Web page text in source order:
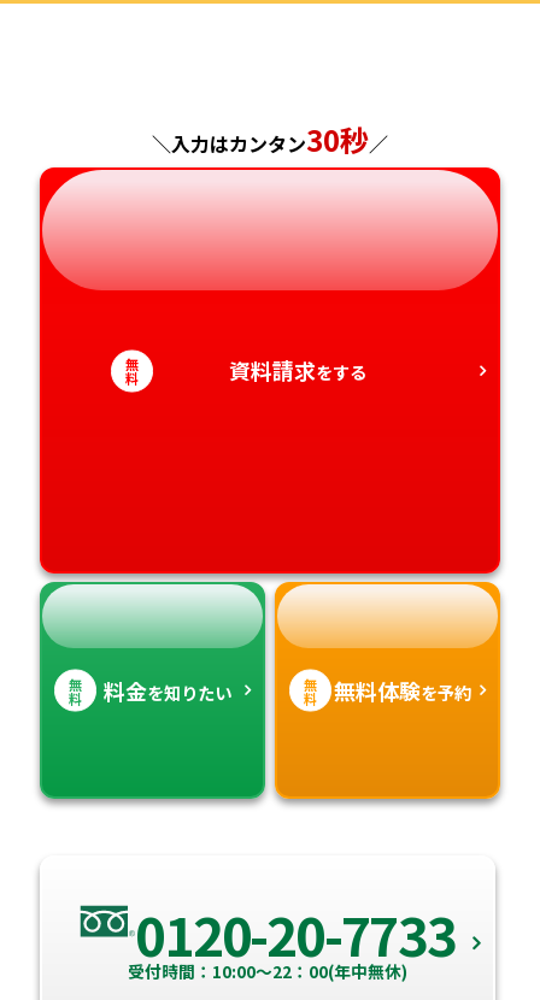
岐阜県
静岡県
奈良県
和歌山県
山口県
徳島県
愛媛県
熊本県
大分県
鹿児島県
＼入力はカンタン30秒／
無
料 資料請求をする
無
料 料金を知りたい 無
料 無料体験を予約
0120-20-7733
受付時間：10:00～22：00(年中無休)